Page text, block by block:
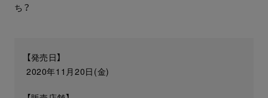
ち？
【発売日】
2020年11月20日(金)